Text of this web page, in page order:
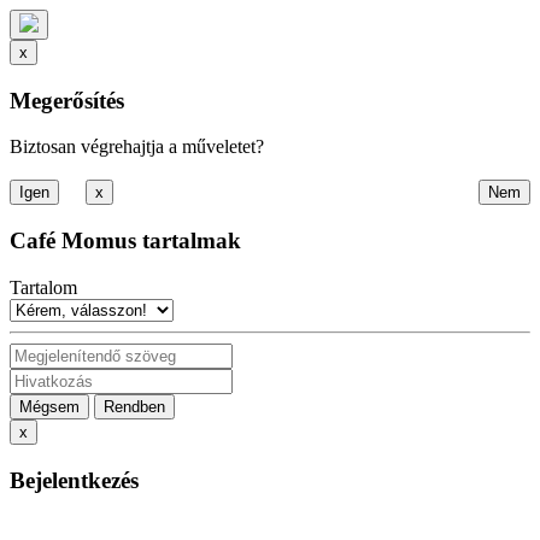
x
Megerősítés
Biztosan végrehajtja a műveletet?
x
Café Momus tartalmak
Tartalom
Mégsem
Rendben
x
Bejelentkezés